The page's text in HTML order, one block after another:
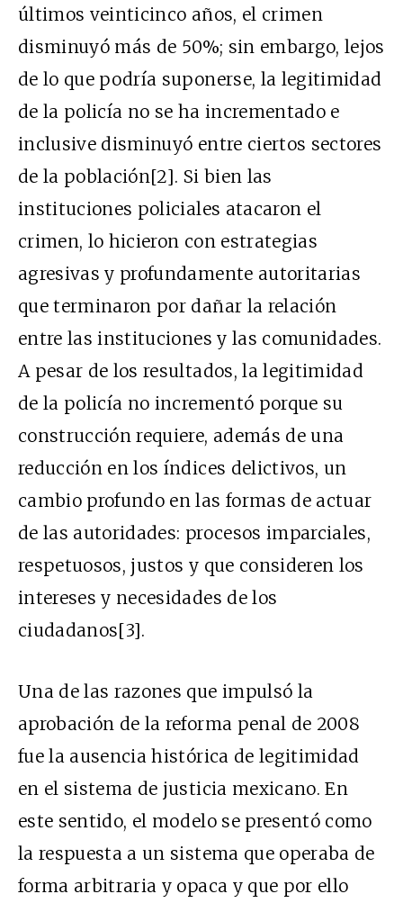
últimos veinticinco años, el crimen
disminuyó más de 50%; sin embargo, lejos
de lo que podría suponerse, la legitimidad
de la policía no se ha incrementado e
inclusive disminuyó entre ciertos sectores
de la población[2]. Si bien las
instituciones policiales atacaron el
crimen, lo hicieron con estrategias
agresivas y profundamente autoritarias
que terminaron por dañar la relación
entre las instituciones y las comunidades.
A pesar de los resultados, la legitimidad
de la policía no incrementó porque su
construcción requiere, además de una
reducción en los índices delictivos, un
cambio profundo en las formas de actuar
de las autoridades: procesos imparciales,
respetuosos, justos y que consideren los
intereses y necesidades de los
ciudadanos[3].
Una de las razones que impulsó la
aprobación de la reforma penal de 2008
fue la ausencia histórica de legitimidad
en el sistema de justicia mexicano. En
este sentido, el modelo se presentó como
la respuesta a un sistema que operaba de
forma arbitraria y opaca y que por ello